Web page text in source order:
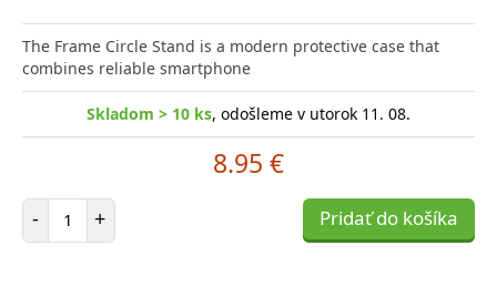
The Frame Circle Stand is a modern protective case that
combines reliable smartphone
Skladom > 10 ks, odošleme v utorok 11. 08.
8.95 €
- Počet položiek
+ Pridať do košíka